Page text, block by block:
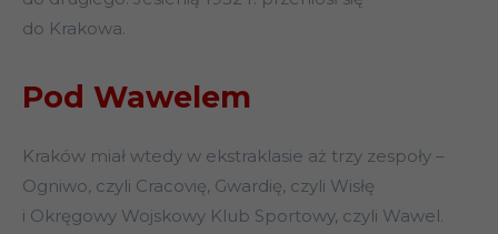
do Krakowa.
Pod Wawelem
Kraków miał wtedy w ekstraklasie aż trzy zespoły –
Ogniwo, czyli Cracovię, Gwardię, czyli Wisłę
i Okręgowy Wojskowy Klub Sportowy, czyli Wawel.